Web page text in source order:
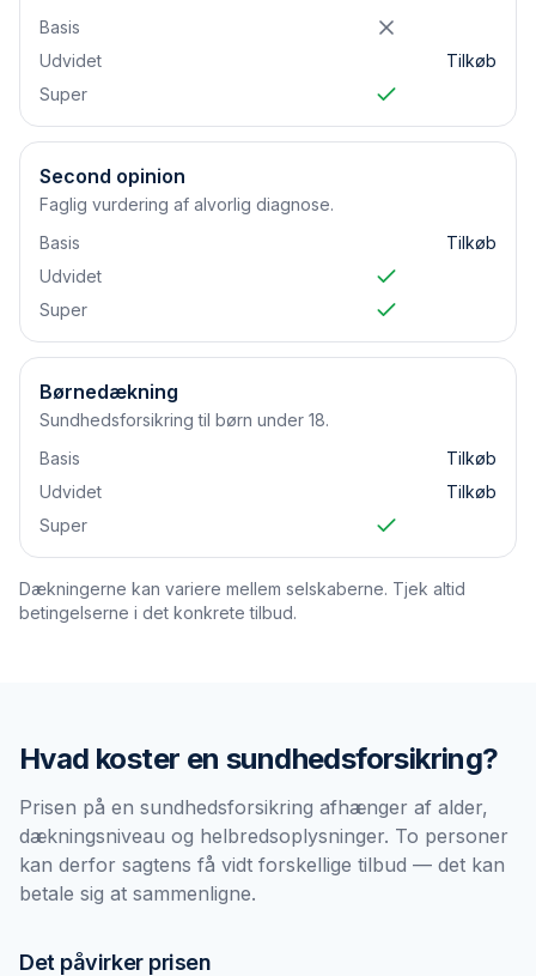
Basis
Udvidet
Tilkøb
Super
Second opinion
Faglig vurdering af alvorlig diagnose.
Basis
Tilkøb
Udvidet
Super
Børnedækning
Sundhedsforsikring til børn under 18.
Basis
Tilkøb
Udvidet
Tilkøb
Super
Dækningerne kan variere mellem selskaberne. Tjek altid
betingelserne i det konkrete tilbud.
Hvad koster en sundhedsforsikring?
Prisen på en sundhedsforsikring afhænger af alder,
dækningsniveau og helbredsoplysninger. To personer
kan derfor sagtens få vidt forskellige tilbud — det kan
betale sig at sammenligne.
Det påvirker prisen